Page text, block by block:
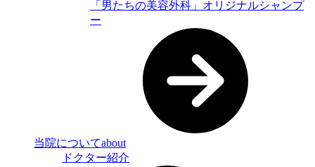
「男たちの美容外科」オリジナルシャンプ
ー
当院についてabout
ドクター紹介